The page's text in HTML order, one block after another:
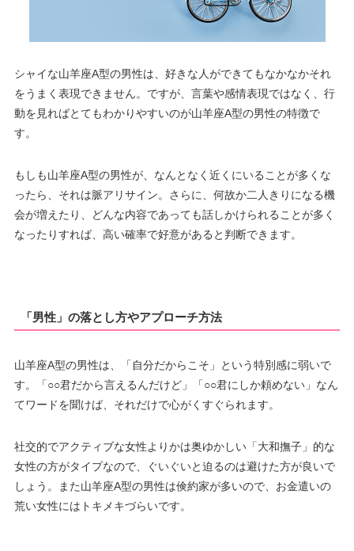
シャイな山羊座A型の男性は、好きな人ができてもなかなかそれ
をうまく表現できません。ですが、言葉や感情表現ではなく、行
動を見ればとてもわかりやすいのが山羊座A型の男性の特徴で
す。
もしも山羊座A型の男性が、なんとなく近くにいることが多くな
ったら、それは脈アリサイン。さらに、何故か二人きりになる機
会が増えたり、どんな内容であっても話しかけられることが多く
なったりすれば、高い確率で好意があると判断できます。
「男性」の落とし方やアプローチ方法
山羊座A型の男性は、「自分だからこそ」という特別感に弱いで
す。「○○君だから言えるんだけど」「○○君にしか頼めない」なん
てワードを聞けば、それだけで心がくすぐられます。
社交的でアクティブな女性よりかは奥ゆかしい「大和撫子」的な
女性の方がタイプなので、ぐいぐいと迫るのは避けた方が良いで
しょう。また山羊座A型の男性は倹約家が多いので、お金遣いの
荒い女性にはトキメキづらいです。